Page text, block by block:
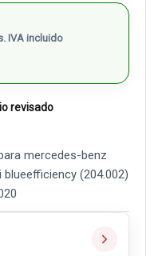
IVA incluido
revisado
mercedes-benz
(204.002)